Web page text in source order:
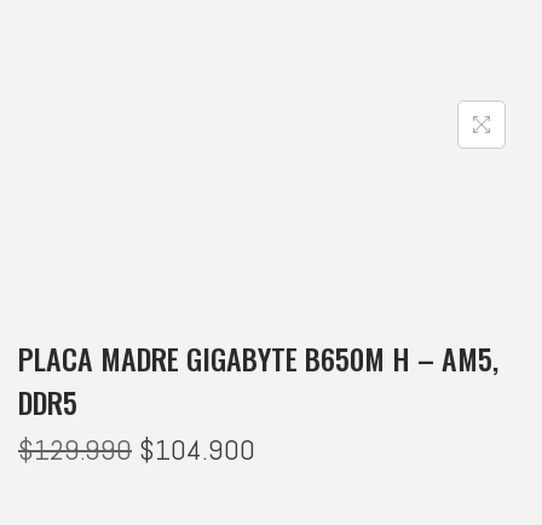
PLACA MADRE GIGABYTE B650M H – AM5,
DDR5
$129.990 $104.900